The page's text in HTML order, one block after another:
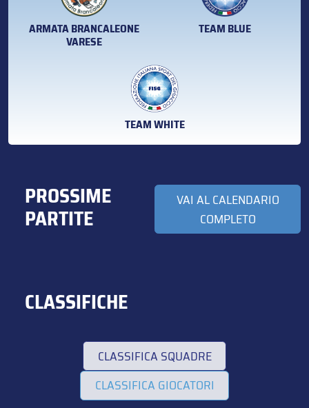
ARMATA BRANCALEONE
VARESE
TEAM BLUE
TEAM WHITE
PROSSIME
PARTITE
VAI AL CALENDARIO
COMPLETO
CLASSIFICHE
CLASSIFICA SQUADRE
CLASSIFICA GIOCATORI